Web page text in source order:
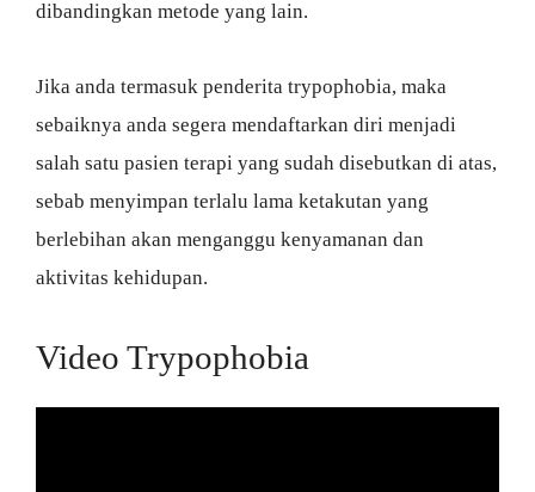
dibandingkan metode yang lain.
Jika anda termasuk penderita trypophobia, maka
sebaiknya anda segera mendaftarkan diri menjadi
salah satu pasien terapi yang sudah disebutkan di atas,
sebab menyimpan terlalu lama ketakutan yang
berlebihan akan menganggu kenyamanan dan
aktivitas kehidupan.
Video Trypophobia